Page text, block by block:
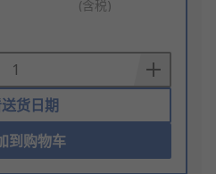
(含税)
货日期
到购物车